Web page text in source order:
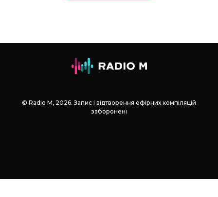
© Radio М, 2026. Запис і відтворення ефірних компіляцій
заборонені